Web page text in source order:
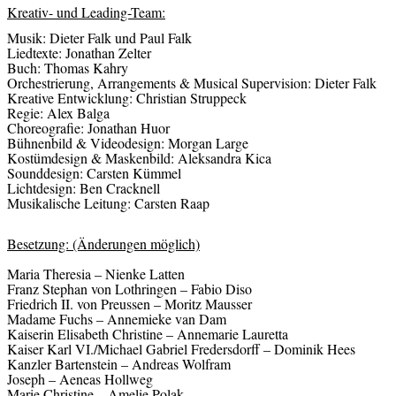
Kreativ- und Leading-Team:
Musik: Dieter Falk und Paul Falk
Liedtexte: Jonathan Zelter
Buch: Thomas Kahry
Orchestrierung, Arrangements & Musical Supervision: Dieter Falk
Kreative Entwicklung: Christian Struppeck
Regie: Alex Balga
Choreografie: Jonathan Huor
Bühnenbild & Videodesign: Morgan Large
Kostümdesign & Maskenbild: Aleksandra Kica
Sounddesign: Carsten Kümmel
Lichtdesign: Ben Cracknell
Musikalische Leitung: Carsten Raap
Besetzung: (Änderungen möglich)
Maria Theresia – Nienke Latten
Franz Stephan von Lothringen – Fabio Diso
Friedrich II. von Preussen – Moritz Mausser
Madame Fuchs – Annemieke van Dam
Kaiserin Elisabeth Christine – Annemarie Lauretta
Kaiser Karl VI./Michael Gabriel Fredersdorff – Dominik Hees
Kanzler Bartenstein – Andreas Wolfram
Joseph – Aeneas Hollweg